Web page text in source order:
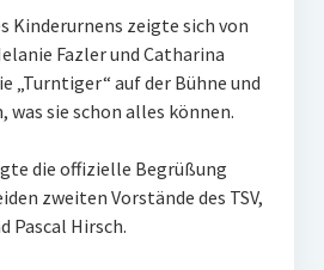
Kinderurnens zeigte sich von
Fazler und Catharina
„Turntiger“ auf der Bühne und
sie schon alles können.
die offizielle Begrüßung
zweiten Vorstände des TSV,
Pascal Hirsch.